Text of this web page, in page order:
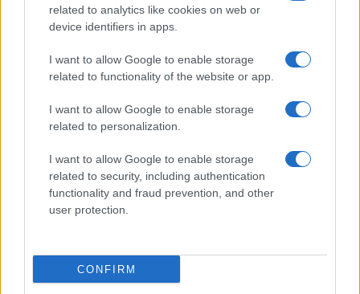
related to analytics like cookies on web or
device identifiers in apps.
I want to allow Google to enable storage
related to functionality of the website or app.
I want to allow Google to enable storage
related to personalization.
I want to allow Google to enable storage
related to security, including authentication
functionality and fraud prevention, and other
user protection.
CONFIRM
Las 100 mujeres que están transformando
la industria automotriz en 2025
Un vistazo a las mujeres que marcan la…
AUTOMOVIL